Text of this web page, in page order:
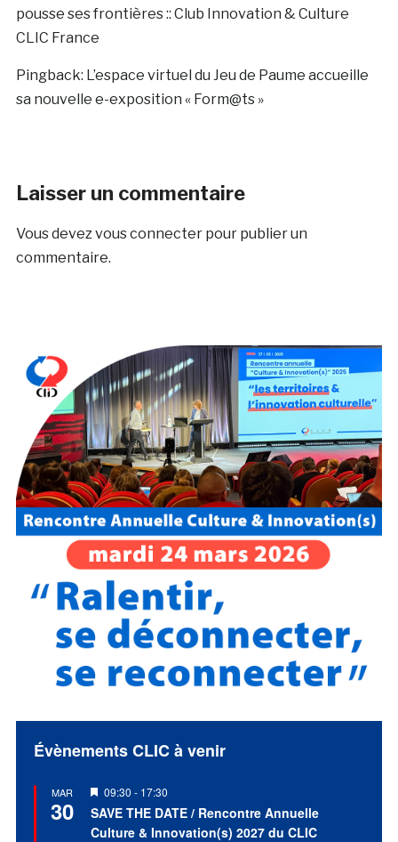
pousse ses frontières :: Club Innovation & Culture
CLIC France
Pingback: L’espace virtuel du Jeu de Paume accueille
sa nouvelle e-exposition « Form@ts »
Laisser un commentaire
Vous devez vous connecterpour publier un
commentaire.
Évènements CLIC à venir
MAR
30
Mis
en
avant
09:30 - 17:30
SAVE THE DATE / Rencontre Annuelle
Culture & Innovation(s) 2027 du CLIC